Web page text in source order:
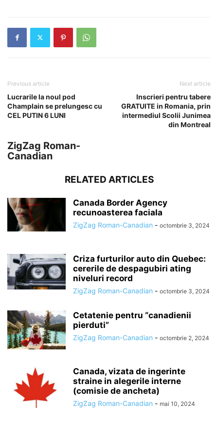
Previous article
Lucrarile la noul pod
Champlain se prelungesc cu
CEL PUTIN 6 LUNI
Next article
Inscrieri pentru tabere
GRATUITE in Romania, prin
intermediul Scolii Junimea
din Montreal
ZigZag Roman-
Canadian
RELATED ARTICLES
Canada Border Agency
recunoasterea faciala
ZigZag Roman-Canadian - octombrie 3, 2024
Criza furturilor auto din Quebec:
cererile de despagubiri ating
niveluri record
ZigZag Roman-Canadian - octombrie 3, 2024
Cetatenie pentru “canadienii
pierduti”
ZigZag Roman-Canadian - octombrie 2, 2024
Canada, vizata de ingerinte
straine in alegerile interne
(comisie de ancheta)
ZigZag Roman-Canadian - mai 10, 2024